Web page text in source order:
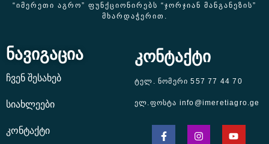
“ᲘᲛᲔᲠᲔᲗᲘ ᲐᲒᲠᲝ” ᲤᲣᲜᲥᲪᲘᲝᲜᲘᲠᲔᲑᲡ “ᲯᲝᲠᲯᲘᲐᲜ ᲛᲐᲜᲒᲐᲜᲔᲖᲘᲡ”
ᲛᲮᲐᲠᲓᲐᲭᲔᲠᲘᲗ.
ნავიგაცია
ჩვენ შესახებ
სიახლეები
კონტაქტი
კონტაქტი
ტელ. ნომერი 557 77 44 70
ელ.ფოსტა info@imeretiagro.ge